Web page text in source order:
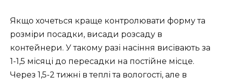
Якщо хочеться краще контролювати форму та
розміри посадки, висади розсаду в
контейнери. У такому разі насіння висівають за
1-1,5 місяці до пересадки на постійне місце.
Через 1,5-2 тижні в теплі та вологості, але в